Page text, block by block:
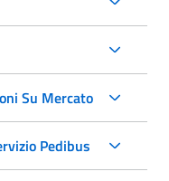
Su Mercato
Pedibus